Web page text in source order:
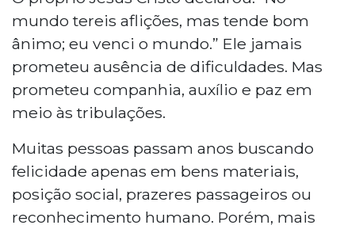
mundo tereis aflições, mas tende bom
ânimo; eu venci o mundo.” Ele jamais
prometeu ausência de dificuldades. Mas
prometeu companhia, auxílio e paz em
meio às tribulações.
Muitas pessoas passam anos buscando
felicidade apenas em bens materiais,
posição social, prazeres passageiros ou
reconhecimento humano. Porém, mais